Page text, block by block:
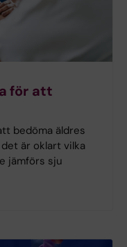
för att
bedöma äldres
är oklart vilka
jämförs sju